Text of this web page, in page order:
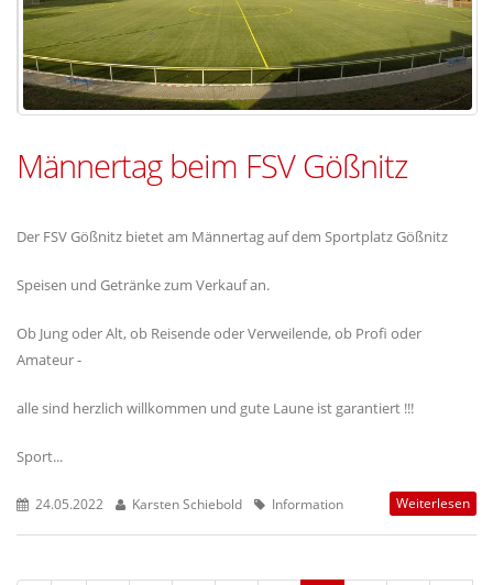
Männertag beim FSV Gößnitz
Der FSV Gößnitz bietet am Männertag auf dem Sportplatz Gößnitz
Speisen und Getränke zum Verkauf an.
Ob Jung oder Alt, ob Reisende oder Verweilende, ob Profi oder
Amateur -
alle sind herzlich willkommen und gute Laune ist garantiert !!!
Sport...
24.05.2022 Karsten Schiebold Information Weiterlesen